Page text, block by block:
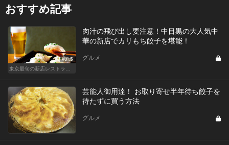
おすすめ記事
Vol.5
東京最旬の新店レストラン！
肉汁の飛び出し要注意！中目黒の大人気中
華の新店でカリもち餃子を堪能！
グルメ
芸能人御用達！ お取り寄せ半年待ち餃子を
待たずに買う方法
グルメ